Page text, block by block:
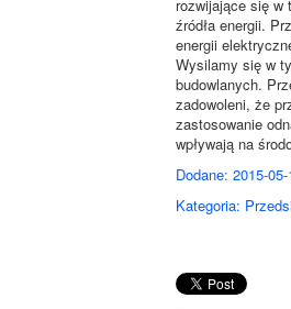
rozwijające się w
źródła energii.
energii
Wysilamy się w
budowlanych.
zadowoleni, że
zastosowanie
wpływają na
Dodane: 2015-
Kategoria: